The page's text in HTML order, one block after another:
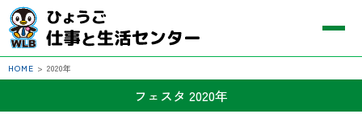
HOME > 2020年
フェスタ 2020年